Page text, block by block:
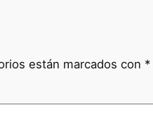
están marcados con *